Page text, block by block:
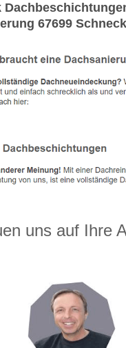
67699
uns auf Ihre